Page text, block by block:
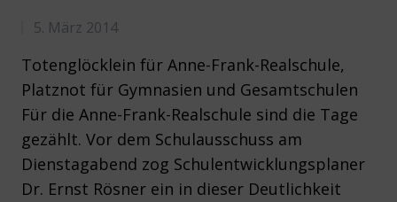
5. März 2014
Totenglöcklein für Anne-Frank-Realschule,
Platznot für Gymnasien und Gesamtschulen
Für die Anne-Frank-Realschule sind die Tage
gezählt. Vor dem Schulausschuss am
Dienstagabend zog Schulentwicklungsplaner
Dr. Ernst Rösner ein in dieser Deutlichkeit